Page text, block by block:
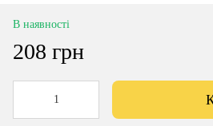
В наявності
208 грн